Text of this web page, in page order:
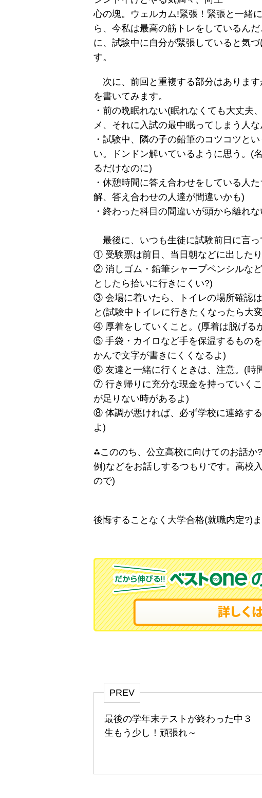
心の塊。ウェルカム!緊張！緊張と一緒
ら、今私は最高の筋トレをしているん
に、試験中に自分が緊張していると気
す。
次に、前回と重複する部分はありま
を書いてみます。
・前の晩眠れない(眠れなくても大丈夫
メ、それに入試の最中眠ってしまう人
・試験中、隣の子の鉛筆のコツコツと
い。ドンドン解いているように思う。(
るだけなのに)
・休憩時間に答え合わせをしている人
解、答え合わせの人達が間違いかも)
・終わった科目の間違いが頭から離れ
最後に、いつも生徒に試験前日に言っ
① 受験票は前日、当日朝などに出した
② 消しゴム・鉛筆シャープペンシルな
としたら拾いに行きにくい?)
③ 会場に着いたら、トイレの場所確認
と(試験中トイレに行きたくなったら大
④ 厚着をしていくこと。(厚着は脱げる
⑤ 手袋・カイロなど手を保温するもの
かんで文字が書きにくくなるよ)
⑥ 友達と一緒に行くときは、注意。(時
⑦ 行き帰りに充分な現金を持っていく
が足りない時があるよ)
⑧ 体調が悪ければ、必ず学校に連絡す
よ)
⁂こののち、公立高校に向けてのお話
例)などをお話しするつもりです。高校
ので)
ｲｻ
後悔することなく大学合格(就職内定?)
PREV
最後の学年末テストが終わった中３
生もう少し！頑張れ～